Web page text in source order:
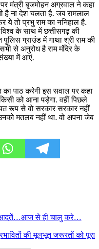
पर मंत्री बृजमोहन अग्रवाल ने कहा
है ना देश चलता है. जब रामलाल
ये तो प्रभु राम का ननिहाल है.
के साथ में छत्तीसगढ़ की
ग्राउंड में गाथा श्री राम की
से अनुरोध है राम मंदिर के
में आएं.
पाठ करेगी इस सवाल पर कहा
को आना पड़ेगा. वहीं पिछले
रूप से वो सरकार सरकार नहीं
मतलब नहीं था. वो अपना जेब
2 आदतें…आज से ही चालु करे…
की मूलभूत जरूरतों को पूरा